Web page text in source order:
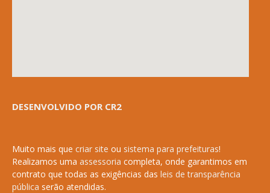
DESENVOLVIDO POR CR2
Muito mais que criar site ou sistema para prefeituras!
Realizamos uma assessoria completa, onde garantimos em
contrato que todas as exigências das leis de transparência
pública serão atendidas.